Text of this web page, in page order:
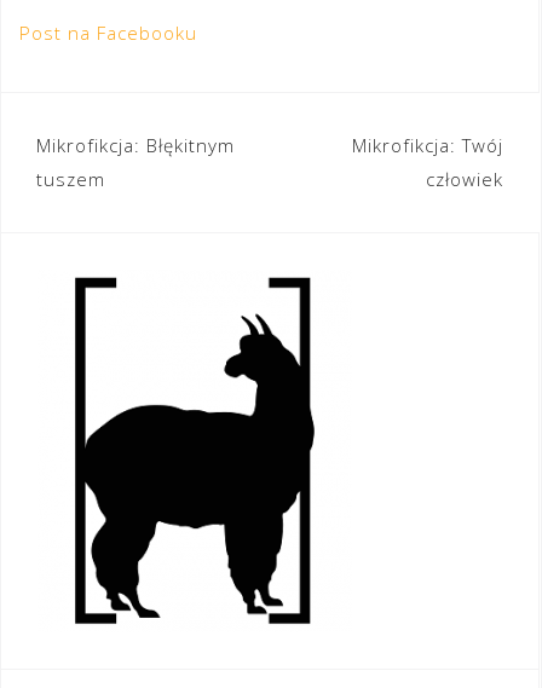
Post na Facebooku
Nawigacja
wpisu
Mikrofikcja: Błękitnym
tuszem
Mikrofikcja: Twój
człowiek